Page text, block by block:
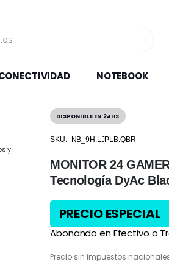
NOTEBOOK
y
DISPONIBLE EN 24HS
SKU: NB_9H.LJPLB.QBR
MONITOR 24
Tecnología DyAc
PRECIO ESPECIAL
Abonando en Efectivo o
Precio sin impuestos